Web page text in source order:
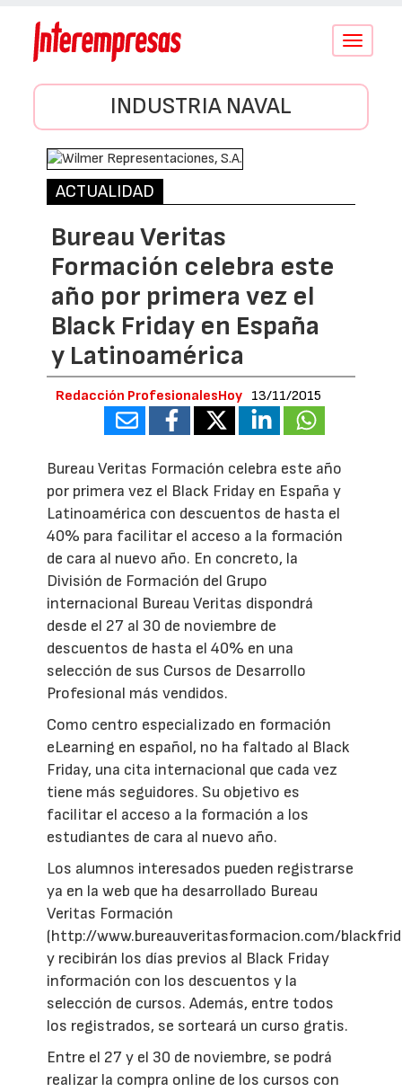
Conmutar
INDUSTRIA NAVAL
ACTUALIDAD
Bureau Veritas
Formación celebra este
año por primera vez el
Black Friday en España
y Latinoamérica
Redacción ProfesionalesHoy 13/11/2015
Bureau Veritas Formación celebra este año
por primera vez el Black Friday en España y
Latinoamérica con descuentos de hasta el
40% para facilitar el acceso a la formación
de cara al nuevo año. En concreto, la
División de Formación del Grupo
internacional Bureau Veritas dispondrá
desde el 27 al 30 de noviembre de
descuentos de hasta el 40% en una
selección de sus Cursos de Desarrollo
Profesional más vendidos.
Como centro especializado en formación
eLearning en español, no ha faltado al Black
Friday, una cita internacional que cada vez
tiene más seguidores. Su objetivo es
facilitar el acceso a la formación a los
estudiantes de cara al nuevo año.
Los alumnos interesados pueden registrarse
ya en la web que ha desarrollado Bureau
Veritas Formación
(http://www.bureauveritasformacion.com/
y recibirán los días previos al Black Friday
información con los descuentos y la
selección de cursos. Además, entre todos
los registrados, se sorteará un curso gratis.
Entre el 27 y el 30 de noviembre, se podrá
realizar la compra online de los cursos con